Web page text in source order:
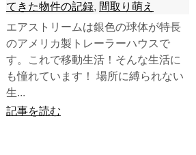
てきた物件の記録, 間取り萌え
エアストリームは銀色の球体が特長
のアメリカ製トレーラーハウスで
す。これで移動生活！そんな生活に
も憧れています！ 場所に縛られない
生...
記事を読む